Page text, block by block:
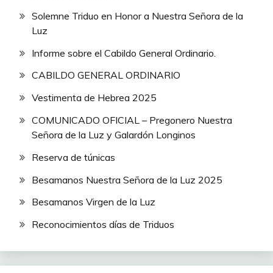
Solemne Triduo en Honor a Nuestra Señora de la
Luz
Informe sobre el Cabildo General Ordinario.
CABILDO GENERAL ORDINARIO
Vestimenta de Hebrea 2025
COMUNICADO OFICIAL – Pregonero Nuestra
Señora de la Luz y Galardón Longinos
Reserva de túnicas
Besamanos Nuestra Señora de la Luz 2025
Besamanos Virgen de la Luz
Reconocimientos días de Triduos